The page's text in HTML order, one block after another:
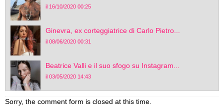
il 16/10/2020 00:25
Ginevra, ex corteggiatrice di Carlo Pietro...
il 08/06/2020 00:31
Beatrice Valli e il suo sfogo su Instagram...
il 03/05/2020 14:43
Sorry, the comment form is closed at this time.